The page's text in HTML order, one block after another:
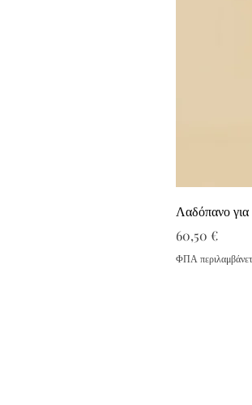
Λαδόπανο
Τιμή
60,50 €
ΦΠΑ